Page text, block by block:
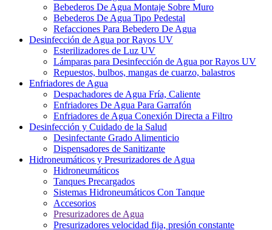
Bebederos De Agua Montaje Sobre Muro
Bebederos De Agua Tipo Pedestal
Refacciones Para Bebedero De Agua
Desinfección de Agua por Rayos UV
Esterilizadores de Luz UV
Lámparas para Desinfección de Agua por Rayos UV
Repuestos, bulbos, mangas de cuarzo, balastros
Enfriadores de Agua
Despachadores de Agua Fría, Caliente
Enfriadores De Agua Para Garrafón
Enfriadores de Agua Conexión Directa a Filtro
Desinfección y Cuidado de la Salud
Desinfectante Grado Alimenticio
Dispensadores de Sanitizante
Hidroneumáticos y Presurizadores de Agua
Hidroneumáticos
Tanques Precargados
Sistemas Hidroneumáticos Con Tanque
Accesorios
Presurizadores de Agua
Presurizadores velocidad fija, presión constante